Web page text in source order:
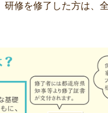
修を修了した方は、